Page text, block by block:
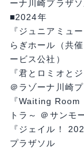
ーナ川崎プラザ
■2024年
『ジュニアミュ
らぎホール（共
ービス公社）
『君とロミオと
＠ラゾーナ川崎
『Waiting
トラ～ ＠サンモ
『ジェイル！
プラザソル